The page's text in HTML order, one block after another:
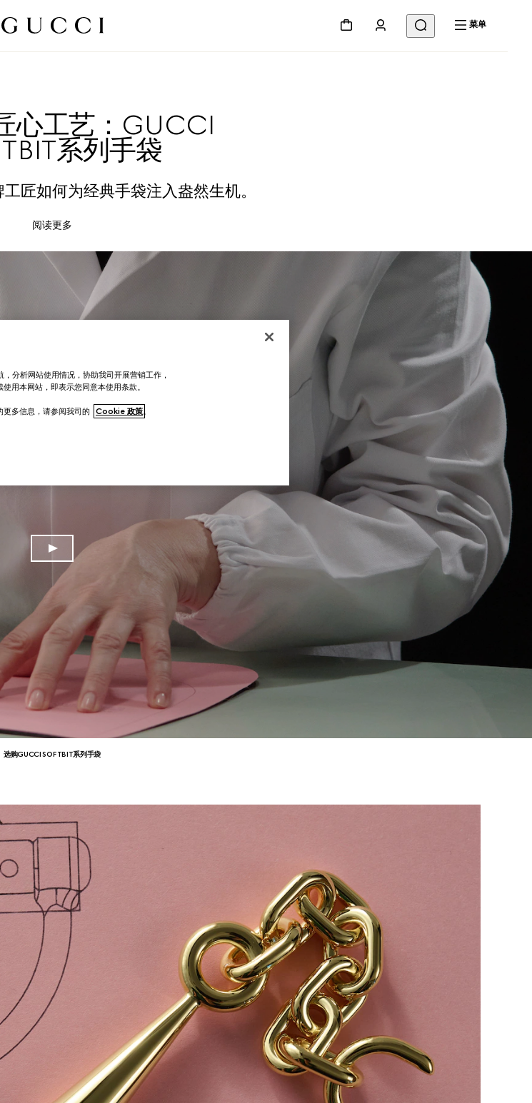
菜单
心工艺：GUCCI
系列手袋
匠如何为经典手袋注入盎然生机。
阅读更多
选购GUCCI SOFTBIT系列手袋
分析网站使用情况，协助我司开展营销工作，
用本网站，即表示您同意本使用条款。
多信息，请参阅我司的 Cookie 政策。